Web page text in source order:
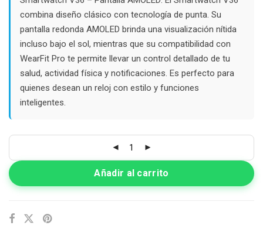
combina diseño clásico con tecnología de punta. Su
pantalla redonda AMOLED brinda una visualización nítida
incluso bajo el sol, mientras que su compatibilidad con
WearFit Pro te permite llevar un control detallado de tu
salud, actividad física y notificaciones. Es perfecto para
quienes desean un reloj con estilo y funciones
inteligentes.
Añadir al carrito